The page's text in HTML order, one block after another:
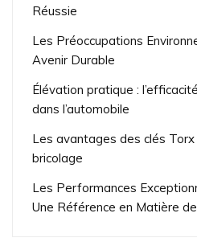
Réussie
Les Préoccupations
Avenir Durable
Élévation pratique :
dans l’automobile
Les avantages des clés
bricolage
Les Performances
Une Référence en Matière